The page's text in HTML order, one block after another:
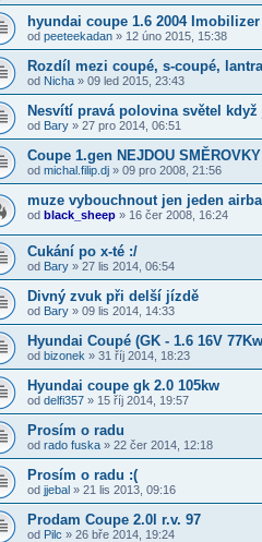
hyundai coupe 1.6 2004 Imobilizer
od peeteekadan » 12 úno 2015, 15:38
Rozdíl mezi coupé, s-coupé,
od Nicha » 09 led 2015, 23:43
Nesvítí pravá polovina světel když
od Bary » 27 pro 2014, 06:51
Coupe 1.gen NEJDOU SMĚROVKY
od michal.filip.dj » 09 pro 2008, 21:56
muze vybouchnout jen jeden
od black_sheep » 16 čer 2008, 16:24
Cukání po x-té :/
od Bary » 27 lis 2014, 06:54
Divný zvuk při delší jízdě
od Bary » 09 lis 2014, 14:33
Hyundai Coupé (GK - 1.6 16V
od bizonek » 31 říj 2014, 18:23
Hyundai coupe gk 2.0 105kw
od delfi357 » 15 říj 2014, 19:57
Prosím o radu
od rado fuska » 22 čer 2014, 12:18
Prosím o radu :(
od jjebal » 21 lis 2013, 09:16
Prodam Coupe 2.0l r.v. 97
od Pilc » 26 bře 2014, 19:24